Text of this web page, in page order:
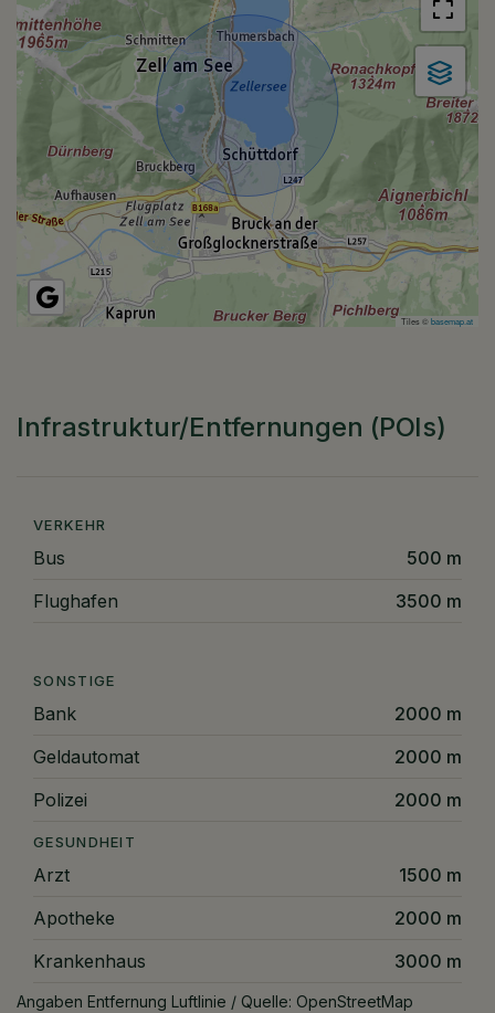
Tiles ©basemap.at
Infrastruktur/Entfernungen (POIs)
VERKEHR
Bus
500 m
Flughafen
3500 m
SONSTIGE
Bank
2000 m
Geldautomat
2000 m
Polizei
2000 m
GESUNDHEIT
Arzt
1500 m
Apotheke
2000 m
Krankenhaus
3000 m
Angaben Entfernung Luftlinie / Quelle: OpenStreetMap